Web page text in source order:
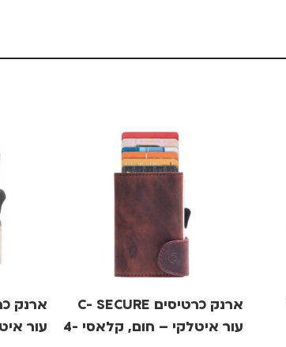
ארנק כרטיסים C- SECURE
עור איטלקי – חום, קלאסי 4-